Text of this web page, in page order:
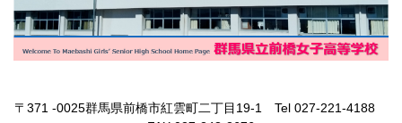
〒371 -0025群馬県前橋市紅雲町二丁目19-1 Tel 027-221-4188